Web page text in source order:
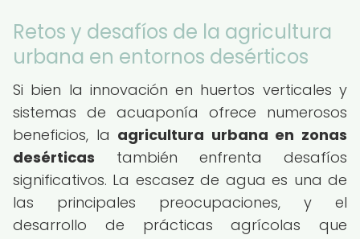
Retos y desafíos de la agricultura
urbana en entornos desérticos
Si bien la innovación en huertos verticales y
sistemas de acuaponía ofrece numerosos
beneficios, la agricultura urbana en zonas
desérticas también enfrenta desafíos
significativos. La escasez de agua es una de
las principales preocupaciones, y el
desarrollo de prácticas agrícolas que